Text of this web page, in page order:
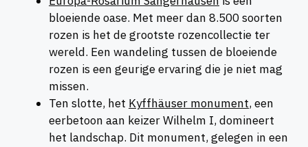
bloeiende oase. Met meer dan 8.500 soorten
rozen is het de grootste rozencollectie ter
wereld. Een wandeling tussen de bloeiende
rozen is een geurige ervaring die je niet mag
missen.
Ten slotte, het Kyffhäuser monument, een
eerbetoon aan keizer Wilhelm I, domineert
het landschap. Dit monument, gelegen in een